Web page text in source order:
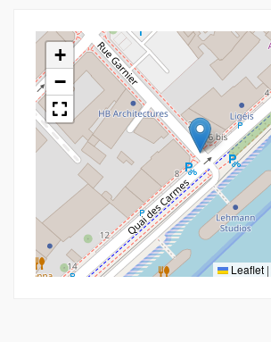
+
−
Leaflet |